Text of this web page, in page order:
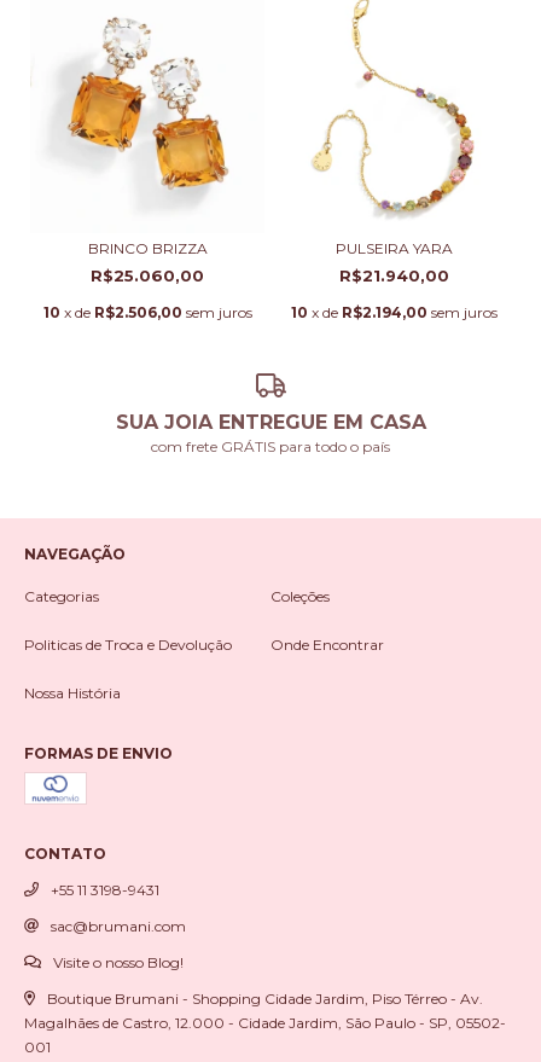
BRINCO BRIZZA
R$25.060,00
10 x de R$2.506,00 sem juros
PULSEIRA YARA
R$21.940,00
10 x de R$2.194,00 sem juros
SUA JOIA ENTREGUE EM CASA
com frete GRÁTIS para todo o país
NAVEGAÇÃO
Categorias Coleções
Politicas de Troca e Devolução Onde Encontrar
Nossa História
FORMAS DE ENVIO
CONTATO
+55 11 3198-9431
sac@brumani.com
Visite o nosso Blog!
Boutique Brumani - Shopping Cidade Jardim, Piso Térreo - Av.
Magalhães de Castro, 12.000 - Cidade Jardim, São Paulo - SP, 05502-
001